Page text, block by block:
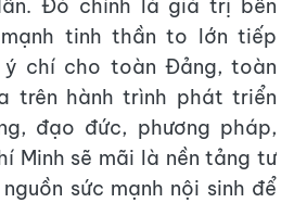
Đó chính là giá trị bền
tinh thần to lớn tiếp
chí cho toàn Đảng, toàn
trên hành trình phát triển
đạo đức, phương pháp,
Minh sẽ mãi là nền tảng tư
sức mạnh nội sinh để